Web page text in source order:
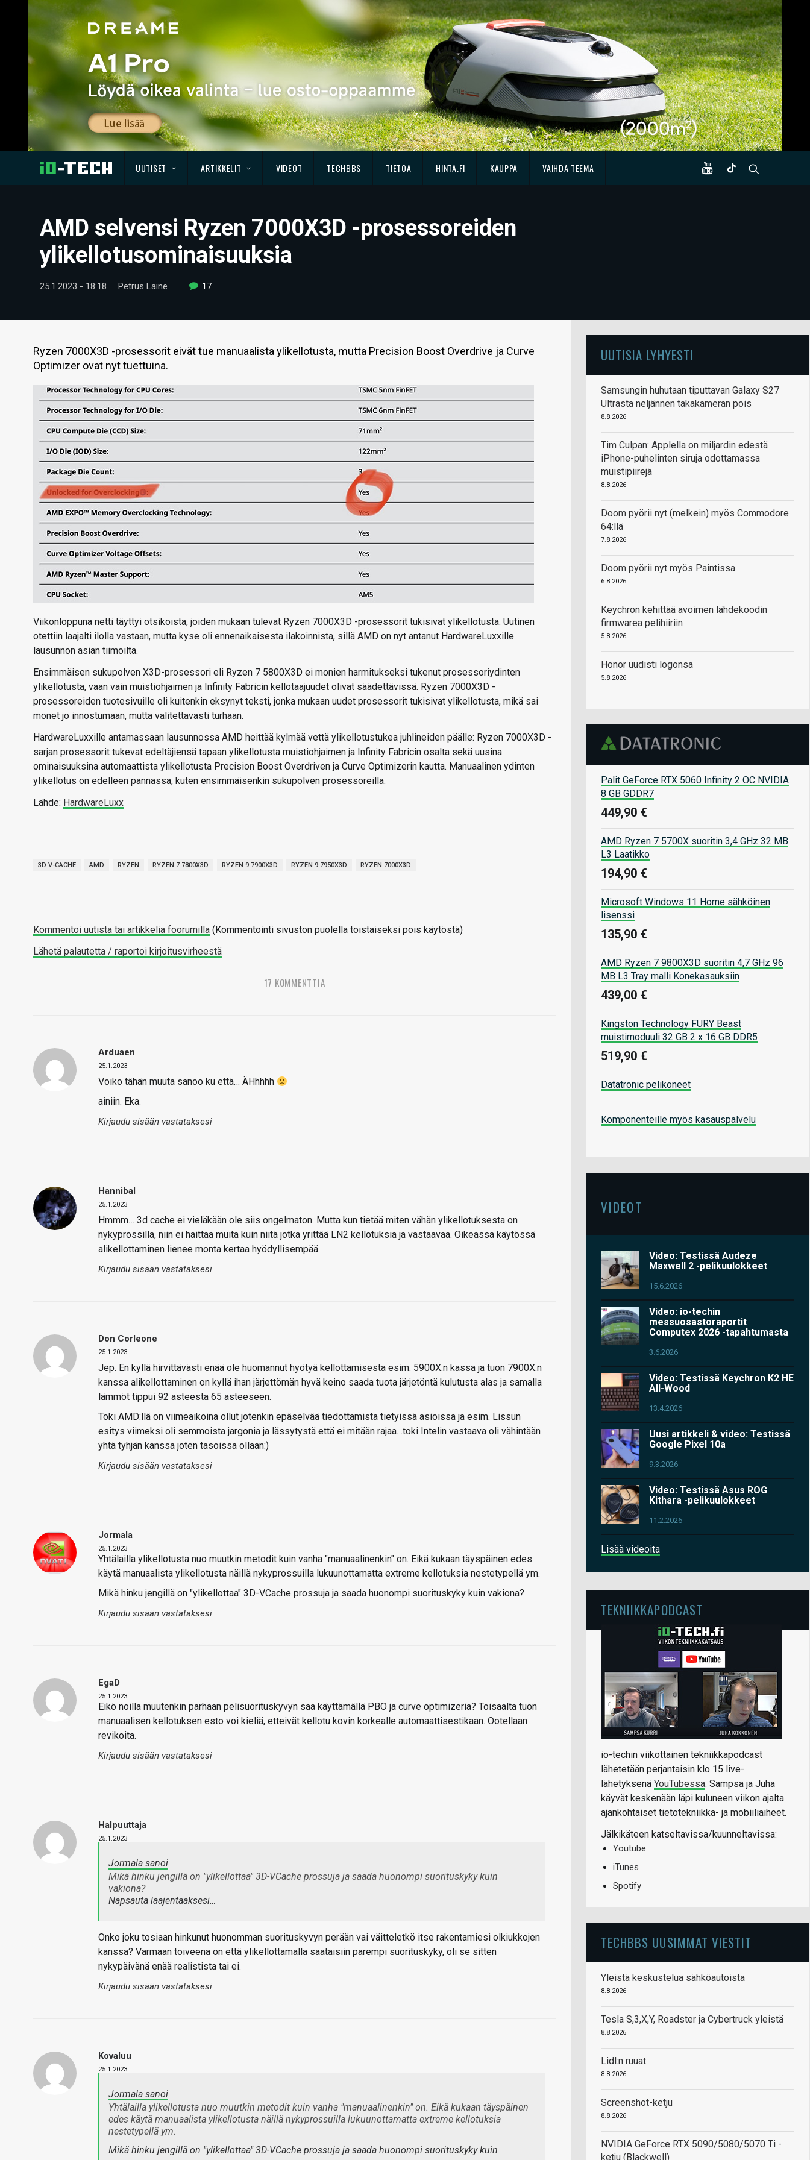
UUTISET ARTIKKELIT VIDEOT TECHBBS TIETOA HINTA.FI KAUPPA VAIHDA TEEMA
AMD selvensi Ryzen 7000X3D -prosessoreiden
ylikellotusominaisuuksia
25.1.2023 - 18:18 Petrus Laine 17
Ryzen 7000X3D -prosessorit eivät tue manuaalista ylikellotusta, mutta Precision Boost Overdrive ja Curve
Optimizer ovat nyt tuettuina.
Viikonloppuna netti täyttyi otsikoista, joiden mukaan tulevat Ryzen 7000X3D -prosessorit tukisivat ylikellotusta. Uutinen
otettiin laajalti ilolla vastaan, mutta kyse oli ennenaikaisesta ilakoinnista, sillä AMD on nyt antanut HardwareLuxxille
lausunnon asian tiimoilta.
Ensimmäisen sukupolven X3D-prosessori eli Ryzen 7 5800X3D ei monien harmitukseksi tukenut prosessoriydinten
ylikellotusta, vaan vain muistiohjaimen ja Infinity Fabricin kellotaajuudet olivat säädettävissä. Ryzen 7000X3D -
prosessoreiden tuotesivuille oli kuitenkin eksynyt teksti, jonka mukaan uudet prosessorit tukisivat ylikellotusta, mikä sai
monet jo innostumaan, mutta valitettavasti turhaan.
HardwareLuxxille antamassaan lausunnossa AMD heittää kylmää vettä ylikellotustukea juhlineiden päälle: Ryzen 7000X3D -
sarjan prosessorit tukevat edeltäjiensä tapaan ylikellotusta muistiohjaimen ja Infinity Fabricin osalta sekä uusina
ominaisuuksina automaattista ylikellotusta Precision Boost Overdriven ja Curve Optimizerin kautta. Manuaalinen ydinten
ylikellotus on edelleen pannassa, kuten ensimmäisenkin sukupolven prosessoreilla.
Lähde: HardwareLuxx
3D V-CACHE AMD RYZEN RYZEN 7 7800X3D RYZEN 9 7900X3D RYZEN 9 7950X3D RYZEN 7000X3D
Kommentoi uutista tai artikkelia foorumilla (Kommentointi sivuston puolella toistaiseksi pois käytöstä)
Lähetä palautetta / raportoi kirjoitusvirheestä
17 KOMMENTTIA
Arduaen
25.1.2023
Voiko tähän muuta sanoo ku että… ÄHhhhh
ainiin. Eka.
Kirjaudu sisään vastataksesi
Hannibal
25.1.2023
Hmmm… 3d cache ei vieläkään ole siis ongelmaton. Mutta kun tietää miten vähän ylikellotuksesta on
nykyprossilla, niin ei haittaa muita kuin niitä jotka yrittää LN2 kellotuksia ja vastaavaa. Oikeassa käytössä
alikellottaminen lienee monta kertaa hyödyllisempää.
Kirjaudu sisään vastataksesi
Don Corleone
25.1.2023
Jep. En kyllä hirvittävästi enää ole huomannut hyötyä kellottamisesta esim. 5900X:n kassa ja tuon 7900X:n
kanssa alikellottaminen on kyllä ihan järjettömän hyvä keino saada tuota järjetöntä kulutusta alas ja samalla
lämmöt tippui 92 asteesta 65 asteeseen.
Toki AMD:llä on viimeaikoina ollut jotenkin epäselvää tiedottamista tietyissä asioissa ja esim. Lissun
esitys viimeksi oli semmoista jargonia ja lässytystä että ei mitään rajaa…toki Intelin vastaava oli vähintään
yhtä tyhjän kanssa joten tasoissa ollaan:)
Kirjaudu sisään vastataksesi
Jormala
25.1.2023
Yhtälailla ylikellotusta nuo muutkin metodit kuin vanha "manuaalinenkin" on. Eikä kukaan täyspäinen edes
käytä manuaalista ylikellotusta näillä nykyprossuilla lukuunottamatta extreme kellotuksia nestetypellä ym.
Mikä hinku jengillä on "ylikellottaa" 3D-VCache prossuja ja saada huonompi suorituskyky kuin vakiona?
Kirjaudu sisään vastataksesi
EgaD
25.1.2023
Eikö noilla muutenkin parhaan pelisuorituskyvyn saa käyttämällä PBO ja curve optimizeria? Toisaalta tuon
manuaalisen kellotuksen esto voi kieliä, etteivät kellotu kovin korkealle automaattisestikaan. Ootellaan
revikoita.
Kirjaudu sisään vastataksesi
Halpuuttaja
25.1.2023
Jormala sanoi
Mikä hinku jengillä on "ylikellottaa" 3D-VCache prossuja ja saada huonompi suorituskyky kuin
vakiona?
Napsauta laajentaaksesi…
Onko joku tosiaan hinkunut huonomman suorituskyvyn perään vai väitteletkö itse rakentamiesi olkiukkojen
kanssa? Varmaan toiveena on että ylikellottamalla saataisiin parempi suorituskyky, oli se sitten
nykypäivänä enää realistista tai ei.
Kirjaudu sisään vastataksesi
Kovaluu
25.1.2023
Jormala sanoi
Yhtälailla ylikellotusta nuo muutkin metodit kuin vanha "manuaalinenkin" on. Eikä kukaan täyspäinen
edes käytä manuaalista ylikellotusta näillä nykyprossuilla lukuunottamatta extreme kellotuksia
nestetypellä ym.
Mikä hinku jengillä on "ylikellottaa" 3D-VCache prossuja ja saada huonompi suorituskyky kuin
UUTISIA LYHYESTI
Samsungin huhutaan tiputtavan Galaxy S27
Ultrasta neljännen takakameran pois
8.8.2026
Tim Culpan: Applella on miljardin edestä
iPhone-puhelinten siruja odottamassa
muistipiirejä
8.8.2026
Doom pyörii nyt (melkein) myös Commodore
64:llä
7.8.2026
Doom pyörii nyt myös Paintissa
6.8.2026
Keychron kehittää avoimen lähdekoodin
firmwarea pelihiiriin
5.8.2026
Honor uudisti logonsa
5.8.2026
Palit GeForce RTX 5060 Infinity 2 OC NVIDIA
8 GB GDDR7
449,90 €
AMD Ryzen 7 5700X suoritin 3,4 GHz 32 MB
L3 Laatikko
194,90 €
Microsoft Windows 11 Home sähköinen
lisenssi
135,90 €
AMD Ryzen 7 9800X3D suoritin 4,7 GHz 96
MB L3 Tray malli Konekasauksiin
439,00 €
Kingston Technology FURY Beast
muistimoduuli 32 GB 2 x 16 GB DDR5
519,90 €
Datatronic pelikoneet
Komponenteille myös kasauspalvelu
VIDEOT
Video: Testissä Audeze
Maxwell 2 -pelikuulokkeet
15.6.2026
Video: io-techin
messuosastoraportit
Computex 2026 -tapahtumasta
3.6.2026
Video: Testissä Keychron K2 HE
All-Wood
13.4.2026
Uusi artikkeli & video: Testissä
Google Pixel 10a
9.3.2026
Video: Testissä Asus ROG
Kithara -pelikuulokkeet
11.2.2026
Lisää videoita
TEKNIIKKAPODCAST
io-techin viikottainen tekniikkapodcast
lähetetään perjantaisin klo 15 live-
lähetyksenä YouTubessa. Sampsa ja Juha
käyvät keskenään läpi kuluneen viikon ajalta
ajankohtaiset tietotekniikka- ja mobiiliaiheet.
Jälkikäteen katseltavissa/kuunneltavissa:
Youtube
iTunes
Spotify
TECHBBS UUSIMMAT VIESTIT
Yleistä keskustelua sähköautoista
8.8.2026
Tesla S,3,X,Y, Roadster ja Cybertruck yleistä
8.8.2026
Lidl:n ruuat
8.8.2026
Screenshot-ketju
8.8.2026
NVIDIA GeForce RTX 5090/5080/5070 Ti -
ketju (Blackwell)